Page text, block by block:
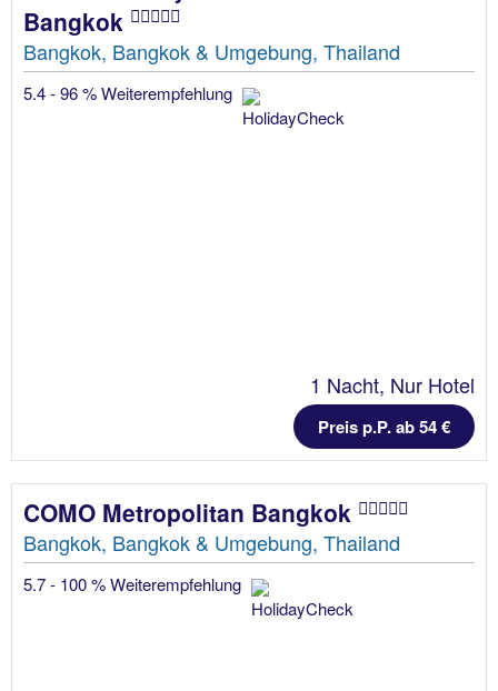
Bangkok
Bangkok, Bangkok & Umgebung, Thailand
5.4 - 96 % Weiterempfehlung
1 Nacht, Nur Hotel
Preis p.P. ab 54 €
COMO Metropolitan Bangkok
Bangkok, Bangkok & Umgebung, Thailand
5.7 - 100 % Weiterempfehlung